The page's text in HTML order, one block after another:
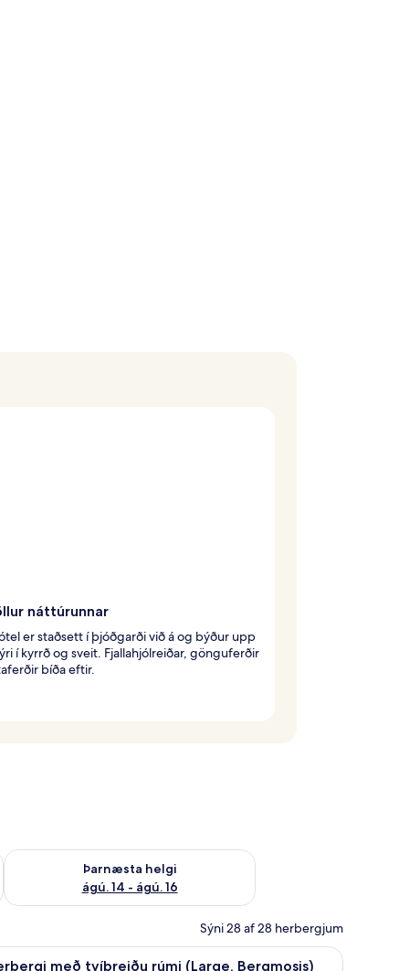
náttúrunnar
er staðsett í þjóðgarði við á og býður upp
í kyrrð og sveit. Fjallahjólreiðar, gönguferðir
bíða eftir.
9
Þarnæsta helgi
ágú. 14 - ágú. 16
Athuga framboð þarnæstu helgi ágú. 14 - ágú. 16
Sýni 28 af 28 herbergjum
in the Main House) | Rúmföt af bestu gerð, dúnsængur, míníbar,
Rúmföt af bestu gerð, dúnsængur, míníbar,
4 með tvíbreiðu rúmi (Large, Bergmosis)